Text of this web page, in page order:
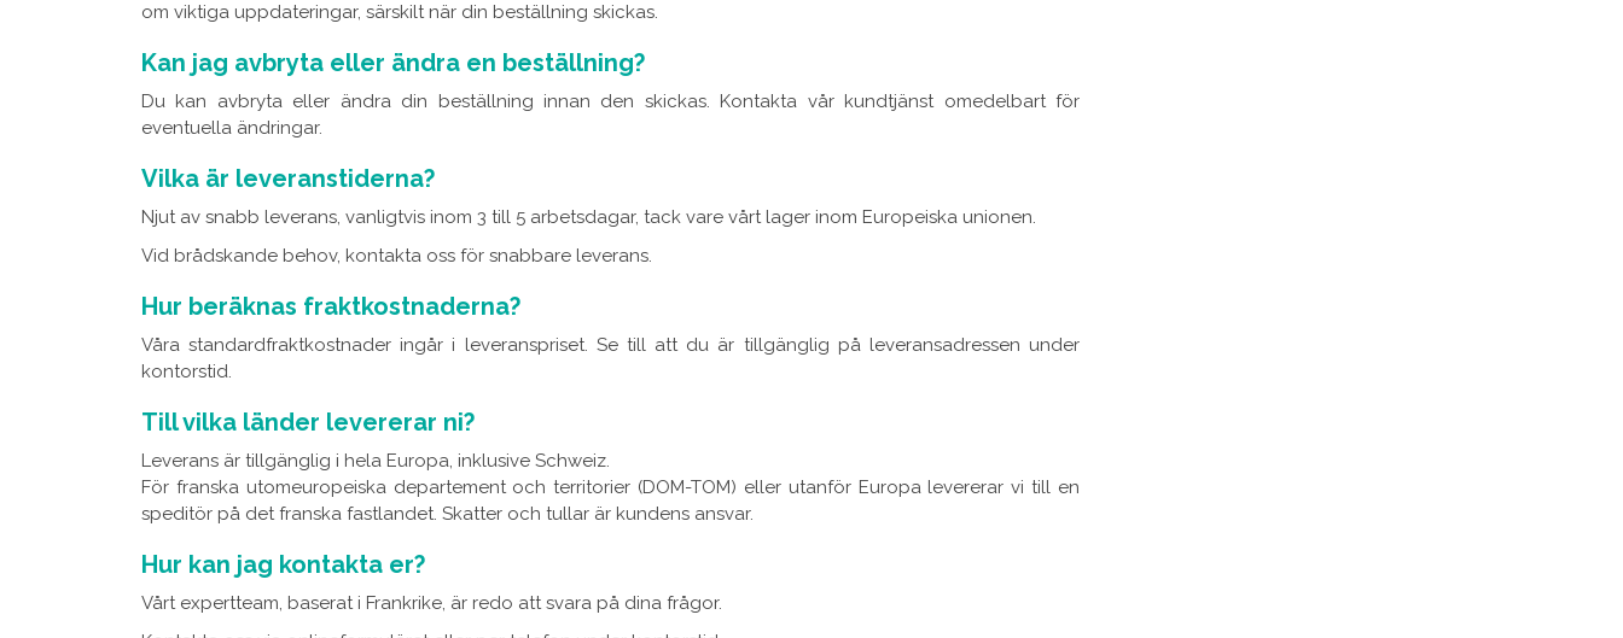
om viktiga uppdateringar, särskilt när din beställning skickas.
Kan jag avbryta eller ändra en beställning?
Du kan avbryta eller ändra din beställning innan den skickas. Kontakta vår kundtjänst omedelbart för
eventuella ändringar.
Vilka är leveranstiderna?
Njut av snabb leverans, vanligtvis inom 3 till 5 arbetsdagar, tack vare vårt lager inom Europeiska unionen.
Vid brådskande behov, kontakta oss för snabbare leverans.
Hur beräknas fraktkostnaderna?
Våra standardfraktkostnader ingår i leveranspriset. Se till att du är tillgänglig på leveransadressen under
kontorstid.
Till vilka länder levererar ni?
Leverans är tillgänglig i hela Europa, inklusive Schweiz.
För franska utomeuropeiska departement och territorier (DOM-TOM) eller utanför Europa levererar vi till en
speditör på det franska fastlandet. Skatter och tullar är kundens ansvar.
Hur kan jag kontakta er?
Vårt expertteam, baserat i Frankrike, är redo att svara på dina frågor.